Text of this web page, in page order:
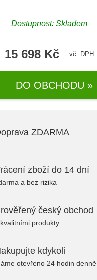
Dostupnost: Skladem
15 698 Kč vč. DPH
DO OBCHODU »
ZDARMA
zboží do 14 dní
a bez rizika
český obchod
produkty
kdykoli
otevřeno 24 hodin denně